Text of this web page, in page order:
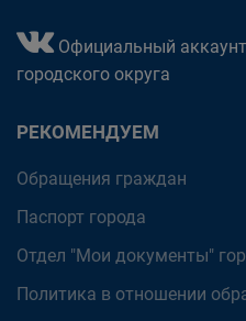
Официальный
городского округа
РЕКОМЕНДУЕМ
Обращения граждан
Паспорт города
Отдел "Мои документы"
Политика в отношении